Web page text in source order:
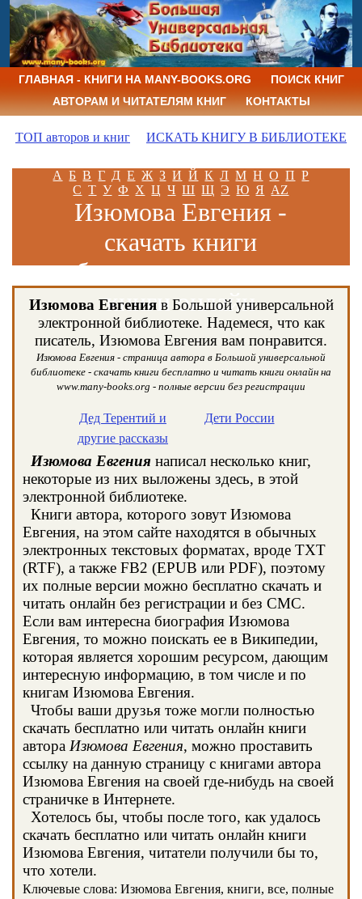
ГЛАВНАЯ - КНИГИ НА MANY-BOOKS.ORG
ПОИСК КНИГ
АВТОРАМ И ЧИТАТЕЛЯМ КНИГ
КОНТАКТЫ
ТОП авторов и книг ИСКАТЬ КНИГУ В БИБЛИОТЕКЕ
А Б В Г Д Е Ж З И Й К Л М Н О П Р
С Т У Ф Х Ц Ч Ш Щ Э Ю Я AZ
Изюмова Евгения -
скачать книги
бесплатно и читать
книги онлайн
Изюмова Евгенияв Большой универсальной
электронной библиотеке. Надемеся, что как
писатель, Изюмова Евгения вам понравится.
Изюмова Евгения - страница автора в Большой универсальной
библиотеке - скачать книги бесплатно и читать книги онлайн на
www.many-books.org - полные версии без регистрации
Дед Терентий и
другие рассказы
Дети России
Изюмова Евгения написал несколько книг,
некоторые из них выложены здесь, в этой
электронной библиотеке.
Книги автора, которого зовут Изюмова
Евгения, на этом сайте находятся в обычных
электронных текстовых форматах, вроде TXT
(RTF), а также FB2 (EPUB или PDF), поэтому
их полные версии можно бесплатно скачать и
читать онлайн без регистрации и без СМС.
Если вам интересна биография Изюмова
Евгения, то можно поискать ее в Википедии,
которая является хорошим ресурсом, дающим
интересную информацию, в том числе и по
книгам Изюмова Евгения.
Чтобы ваши друзья тоже могли полностью
скачать бесплатно или читать онлайн книги
автора Изюмова Евгения, можно проставить
ссылку на данную страницу с книгами автора
Изюмова Евгения на своей где-нибудь на своей
страничке в Интернете.
Хотелось бы, чтобы после того, как удалось
скачать бесплатно или читать онлайн книги
Изюмова Евгения, читатели получили бы то,
что хотели.
Ключевые слова: Изюмова Евгения, книги, все, полные